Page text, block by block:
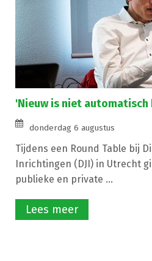
'Nieuw is niet
donderdag 6 augustus
Tijdens een Round Table bij
Inrichtingen (DJI) in Utrecht
publieke en private ...
Lees meer